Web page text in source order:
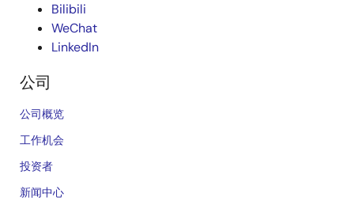
Bilibili
WeChat
LinkedIn
公司
公司概览
工作机会
投资者
新闻中心